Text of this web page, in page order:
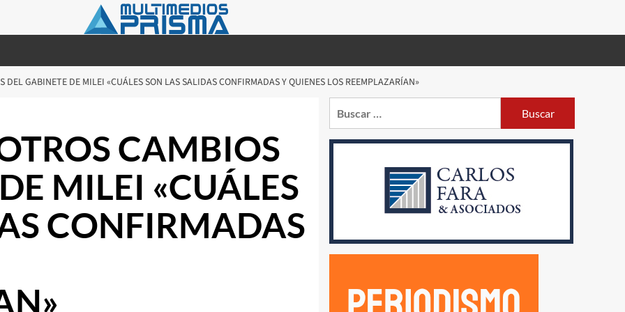
DEL GABINETE DE MILEI «CUÁLES SON LAS SALIDAS CONFIRMADAS Y QUIENES LOS REEMPLAZARÍAN»
CAMBIOS
MILEI «CUÁLES
CONFIRMADAS